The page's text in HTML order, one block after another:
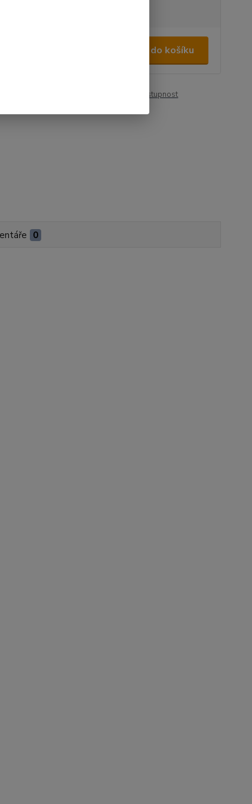
Přidat do košíku
Hlídat cenu / dostupnost
0